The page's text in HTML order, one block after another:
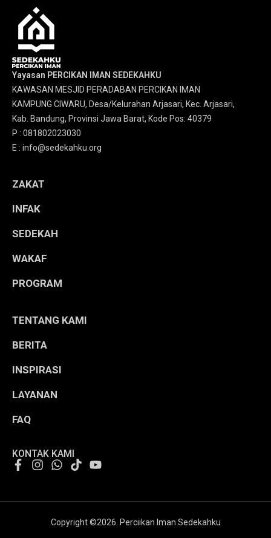
Yayasan PERCIKAN IMAN SEDEKAHKU
KAWASAN MESJID PERADABAN PERCIKAN IMAN
KAMPUNG CIWARU, Desa/Kelurahan Arjasari, Kec. Arjasari,
Kab. Bandung, Provinsi Jawa Barat, Kode Pos: 40379
P : 081802023030
E : info@sedekahku.org
ZAKAT
INFAK
SEDEKAH
WAKAF
PROGRAM
TENTANG KAMI
BERITA
INSPIRASI
LAYANAN
FAQ
KONTAK KAMI
Copyright ©2026 . Perciikan Iman Sedekahku